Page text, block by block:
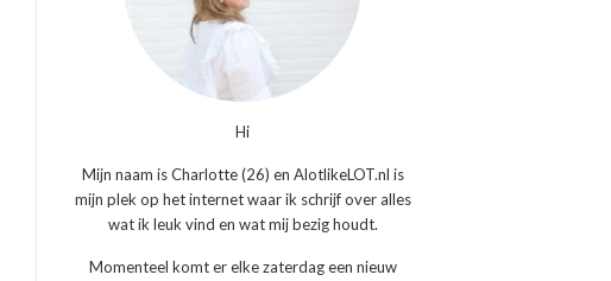
Hi
Mijn naam is Charlotte (26) en AlotlikeLOT.nl is
mijn plek op het internet waar ik schrijf over alles
wat ik leuk vind en wat mij bezig houdt.
Momenteel komt er elke zaterdag een nieuw